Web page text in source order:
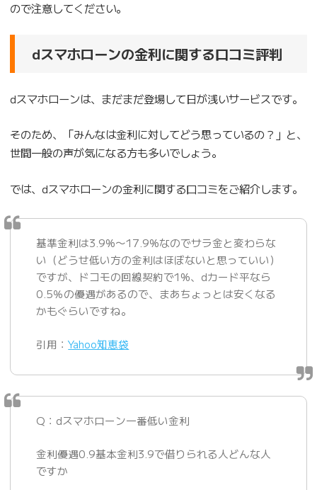
ので注意してください。
dスマホローンの金利に関する口コミ評判
dスマホローンは、まだまだ登場して日が浅いサービスです。
そのため、「みんなは金利に対してどう思っているの？」と、
世間一般の声が気になる方も多いでしょう。
では、dスマホローンの金利に関する口コミをご紹介します。
基準金利は3.9%〜17.9%なのでサラ金と変わらな
い（どうせ低い方の金利はほぼないと思っていい）
ですが、ドコモの回線契約で1%、dカード平なら
0.5％の優遇があるので、まあちょっとは安くなる
かもぐらいですね。
引用：Yahoo知恵袋
Q：dスマホローン一番低い金利
金利優遇0.9基本金利3.9で借りられる人どんな人
ですか